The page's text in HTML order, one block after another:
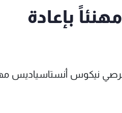
بإعادة
نيكوس أنستاسياديس